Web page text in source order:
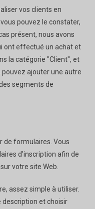
vos clients en
pouvez le constater,
présent, nous avons
ont effectué un achat et
la catégorie "Client", et
pouvez ajouter une autre
segments de
de formulaires. Vous
d'inscription afin de
votre site Web.
assez simple à utiliser.
description et choisir